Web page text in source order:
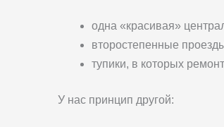
одна «красивая»
второстепенные
тупики, в которых
У нас принцип другой: